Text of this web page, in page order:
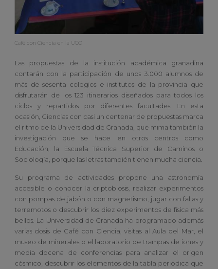
Café con Ciencia en la UCO
Las propuestas de la institución académica granadina
contarán con la participación de unos 3.000 alumnos de
más de sesenta colegios e institutos de la provincia que
disfrutarán de los 123 itinerarios diseñados para todos los
ciclos y repartidos por diferentes facultades. En esta
ocasión, Ciencias con casi un centenar de propuestas marca
el ritmo de la Universidad de Granada, que mima también la
investigación que se hace en otros centros como
Educación, la Escuela Técnica Superior de Caminos o
Sociología, porque las letras también tienen mucha ciencia.
Su programa de actividades propone una astronomía
accesible o conocer la criptobiosis, realizar experimentos
con pompas de jabón o con magnetismo, jugar con fallas y
terremotos o descubrir los diez experimentos de física más
bellos. La Universidad de Granada ha programado además
varias dosis de Café con Ciencia, visitas al Aula del Mar, el
museo de minerales o el laboratorio de trampas de iones y
media docena de conferencias para analizar el origen
cósmico, descubrir los elementos de la tabla periódica que